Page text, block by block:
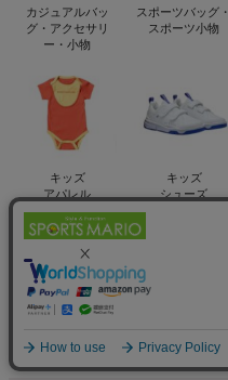
カジュアルバッ
グ・アクセサリ
ー・小物
スポーツバッグ・
スポーツ小物
キッズ
アパレル
キッズ
シューズ
オ(野球商品)